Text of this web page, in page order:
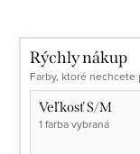
Rýchly nákup
Farby, ktoré
Veľkosť S/M
1 farba vybraná